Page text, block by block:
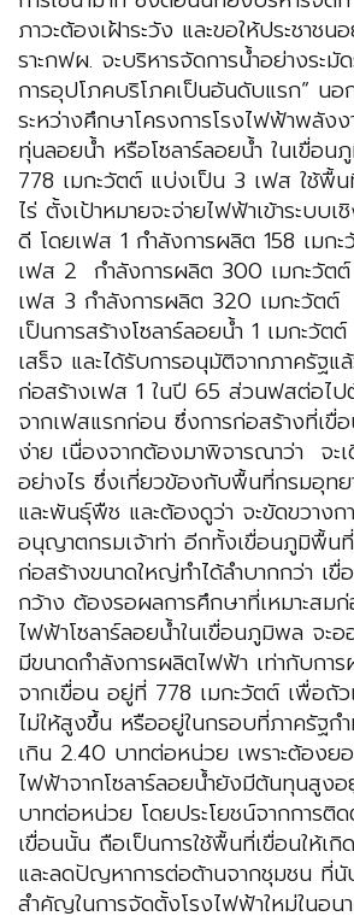
ภาวะต้องเฝ้าระวัง และขอให้ประชาช
ราะกฟผ. จะบริหารจัดการน้ำอย่างระมั
การอุปโภคบริโภคเป็นอันดับแรก” น
ระหว่างศึกษาโครงการโรงไฟฟ้าพลัง
ทุ่นลอยน้ำ หรือโซลาร์ลอยน้ำ ในเขื่อ
778 เมกะวัตต์ แบ่งเป็น 3 เฟส ใช้พื้
ไร่ ตั้งเป้าหมายจะจ่ายไฟฟ้าเข้าระบบ
ดี โดยเฟส 1 กำลังการผลิต 158 เม
เฟส 2 กำลังการผลิต 300 เมกะวัต
เฟส 3 กำลังการผลิต 320 เมกะวัต
เป็นการสร้างโซลาร์ลอยน้ำ 1 เมกะวัต
เสร็จ และได้รับการอนุมัติจากภาครัฐแ
ก่อสร้างเฟส 1 ในปี 65 ส่วนฟสต่อไป
จากเฟสแรกก่อน ซึ่งการก่อสร้างที่เขื่
ง่าย เนื่องจากต้องมาพิจารณาว่า จะ
อย่างไร ซึ่งเกี่ยวข้องกับพื้นที่กรมอุท
และพันธุ์พืช และต้องดูว่า จะขัดขวางก
อนุญาตกรมเจ้าท่า อีกทั้งเขื่อนภูมิพื้น
ก่อสร้างขนาดใหญ่ทำได้ลำบากกว่า เ
กว้าง ต้องรอผลการศึกษาที่เหมาะสม
ไฟฟ้าโซลาร์ลอยน้ำในเขื่อนภูมิพล จะ
มีขนาดกำลังการผลิตไฟฟ้า เท่ากับกา
จากเขื่อน อยู่ที่ 778 เมกะวัตต์ เพื่อถั
ไม่ให้สูงขึ้น หรืออยู่ในกรอบที่ภาครัฐ
เกิน 2.40 บาทต่อหน่วย เพราะต้องย
ไฟฟ้าจากโซลาร์ลอยน้ำยังมีต้นทุนสูง
บาทต่อหน่วย โดยประโยชน์จากการติด
เขื่อนนั้น ถือเป็นการใช้พื้นที่เขื่อนให้เกิ
และลดปัญหาการต่อต้านจากชุมชน ที่นั
สำคัญในการจัดตั้งโรงไฟฟ้าใหม่ในอน